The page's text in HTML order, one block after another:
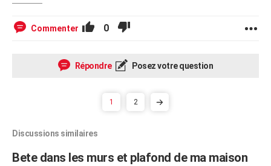
Commenter 0
Répondre Posez votre question
1 2
Discussions similaires
Bete dans les murs et plafond de ma maison